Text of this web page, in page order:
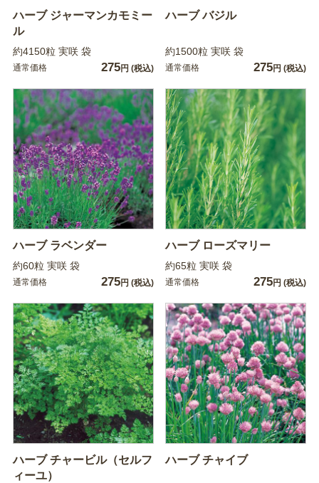
ハーブ ジャーマンカモミー
ル
約4150粒 実咲 袋
通常価格 275円 (税込)
ハーブ バジル
約1500粒 実咲 袋
通常価格 275円 (税込)
ハーブ ラベンダー
約60粒 実咲 袋
通常価格 275円 (税込)
ハーブ ローズマリー
約65粒 実咲 袋
通常価格 275円 (税込)
ハーブ チャービル（セルフ
ィーユ）
ハーブ チャイブ